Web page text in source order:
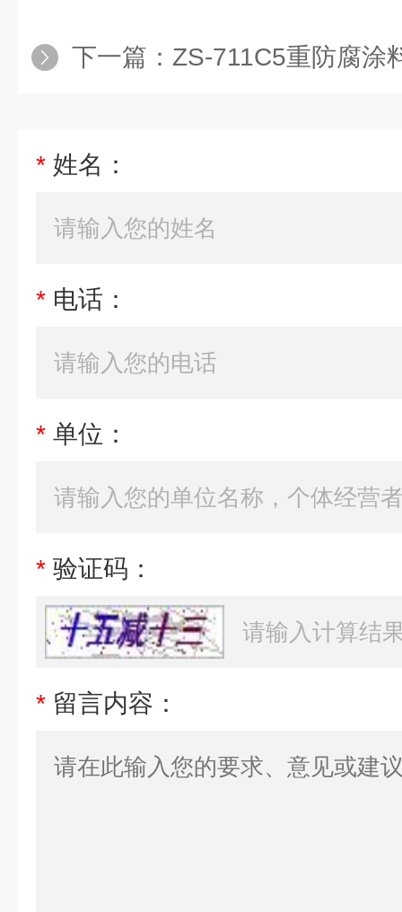
下一篇： ZS-711C5重防腐涂
* 姓名：
* 电话：
* 单位：
* 验证码：
* 留言内容：